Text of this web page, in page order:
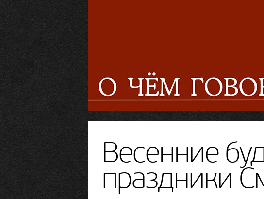
Весенние
праздники